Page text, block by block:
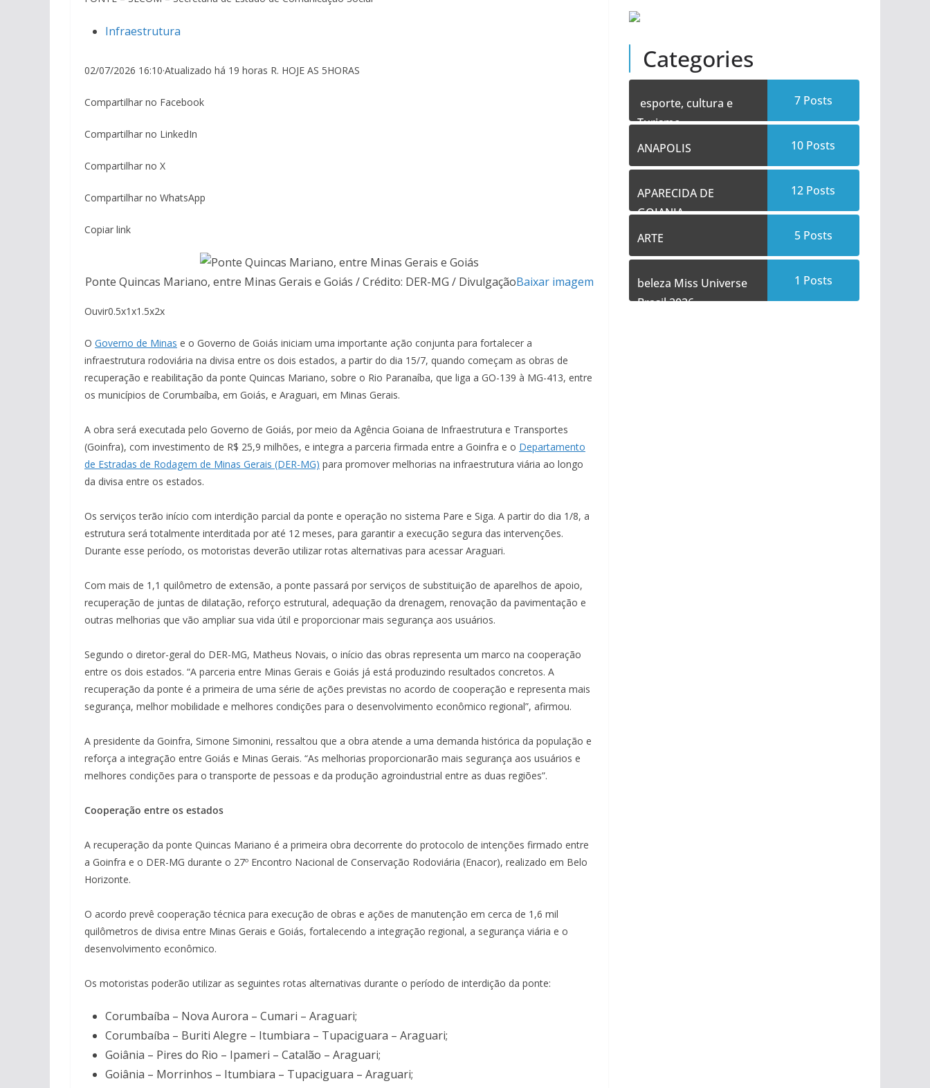
Infraestrutura
02/07/2026 16:10·Atualizado há 19 horas R. HOJE AS 5HORAS
Compartilhar no Facebook
Compartilhar no LinkedIn
Compartilhar no X
Compartilhar no WhatsApp
Copiar link
Ponte Quincas Mariano, entre Minas Gerais e Goiás / Crédito: DER-MG / DivulgaçãoBaixar imagem
Ouvir0.5x1x1.5x2x
O Governo de Minas e o Governo de Goiás iniciam uma importante ação conjunta para fortalecer a
infraestrutura rodoviária na divisa entre os dois estados, a partir do dia 15/7, quando começam as obras de
recuperação e reabilitação da ponte Quincas Mariano, sobre o Rio Paranaíba, que liga a GO-139 à MG-413, entre
os municípios de Corumbaíba, em Goiás, e Araguari, em Minas Gerais.
A obra será executada pelo Governo de Goiás, por meio da Agência Goiana de Infraestrutura e Transportes
(Goinfra), com investimento de R$ 25,9 milhões, e integra a parceria firmada entre a Goinfra e o Departamento
de Estradas de Rodagem de Minas Gerais (DER-MG) para promover melhorias na infraestrutura viária ao longo
da divisa entre os estados.
Os serviços terão início com interdição parcial da ponte e operação no sistema Pare e Siga. A partir do dia 1/8, a
estrutura será totalmente interditada por até 12 meses, para garantir a execução segura das intervenções.
Durante esse período, os motoristas deverão utilizar rotas alternativas para acessar Araguari.
Com mais de 1,1 quilômetro de extensão, a ponte passará por serviços de substituição de aparelhos de apoio,
recuperação de juntas de dilatação, reforço estrutural, adequação da drenagem, renovação da pavimentação e
outras melhorias que vão ampliar sua vida útil e proporcionar mais segurança aos usuários.
Segundo o diretor-geral do DER-MG, Matheus Novais, o início das obras representa um marco na cooperação
entre os dois estados. “A parceria entre Minas Gerais e Goiás já está produzindo resultados concretos. A
recuperação da ponte é a primeira de uma série de ações previstas no acordo de cooperação e representa mais
segurança, melhor mobilidade e melhores condições para o desenvolvimento econômico regional”, afirmou.
A presidente da Goinfra, Simone Simonini, ressaltou que a obra atende a uma demanda histórica da população e
reforça a integração entre Goiás e Minas Gerais. “As melhorias proporcionarão mais segurança aos usuários e
melhores condições para o transporte de pessoas e da produção agroindustrial entre as duas regiões”.
Cooperação entre os estados
A recuperação da ponte Quincas Mariano é a primeira obra decorrente do protocolo de intenções firmado entre
a Goinfra e o DER-MG durante o 27º Encontro Nacional de Conservação Rodoviária (Enacor), realizado em Belo
Horizonte.
O acordo prevê cooperação técnica para execução de obras e ações de manutenção em cerca de 1,6 mil
quilômetros de divisa entre Minas Gerais e Goiás, fortalecendo a integração regional, a segurança viária e o
desenvolvimento econômico.
Os motoristas poderão utilizar as seguintes rotas alternativas durante o período de interdição da ponte:
Corumbaíba – Nova Aurora – Cumari – Araguari;
Corumbaíba – Buriti Alegre – Itumbiara – Tupaciguara – Araguari;
Goiânia – Pires do Rio – Ipameri – Catalão – Araguari;
Goiânia – Morrinhos – Itumbiara – Tupaciguara – Araguari;
Categories
esporte, cultura e
Turismo
7 Posts
ANAPOLIS 10 Posts
APARECIDA DE
GOIANIA
12 Posts
ARTE 5 Posts
beleza Miss Universe
Brasil 2026
1 Posts